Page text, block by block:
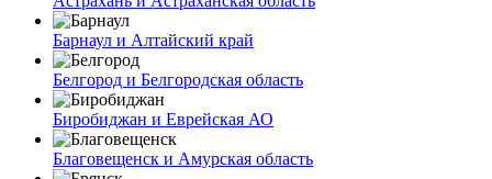
Барнаул и Алтайский край
Белгород и Белгородская область
Биробиджан и Еврейская АО
Благовещенск и Амурская область